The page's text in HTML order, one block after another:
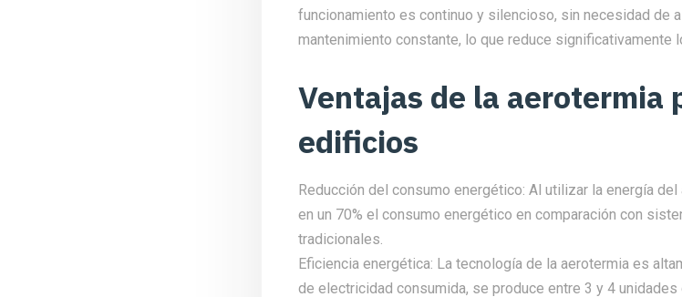
funcionamiento es continuo y silencioso, sin necesidad de
mantenimiento constante, lo que reduce significativamente
Ventajas de la aerotermia
edificios
Reducción del consumo energético: Al utilizar la energía
en un 70% el consumo energético en comparación con
tradicionales.
Eficiencia energética: La tecnología de la aerotermia es
de electricidad consumida, se produce entre 3 y 4 unidades